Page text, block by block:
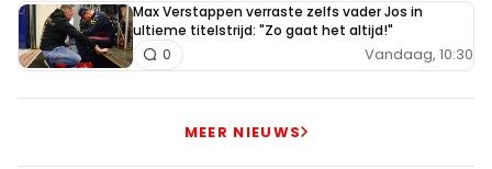
Max Verstappen verraste zelfs vader Jos in
ultieme titelstrijd: "Zo gaat het altijd!"
Vandaag, 10:30
0
MEER NIEUWS